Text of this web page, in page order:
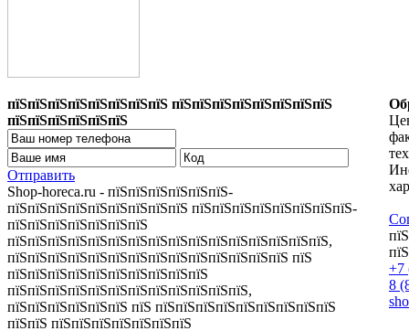
пїЅпїЅпїЅпїЅпїЅпїЅпїЅпїЅ пїЅпїЅпїЅпїЅпїЅпїЅпїЅпїЅ
пїЅпїЅпїЅпїЅпїЅпїЅ
Отправить
Shop-horeca.ru - пїЅпїЅпїЅпїЅпїЅпїЅ-
пїЅпїЅпїЅпїЅпїЅпїЅпїЅпїЅпїЅ пїЅпїЅпїЅпїЅпїЅпїЅпїЅпїЅ-
пїЅпїЅпїЅпїЅпїЅпїЅпїЅ
пїЅпїЅпїЅпїЅпїЅпїЅпїЅпїЅпїЅпїЅпїЅпїЅпїЅпїЅпїЅпїЅ,
пїЅпїЅпїЅпїЅпїЅпїЅпїЅпїЅпїЅпїЅпїЅпїЅпїЅпїЅ пїЅ
пїЅпїЅпїЅпїЅпїЅпїЅпїЅпїЅпїЅпїЅ
пїЅпїЅпїЅпїЅпїЅпїЅпїЅпїЅпїЅпїЅпїЅпїЅ,
пїЅпїЅпїЅпїЅпїЅпїЅ пїЅ пїЅпїЅпїЅпїЅпїЅпїЅпїЅпїЅпїЅ
пїЅпїЅ пїЅпїЅпїЅпїЅпїЅпїЅпїЅ
+7
8